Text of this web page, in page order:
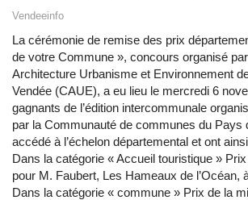
Vendeeinfo
La cérémonie de remise des prix
de votre Commune », concours organisé
Architecture Urbanisme et Environnement
Vendée (CAUE), a eu lieu le mercredi 6
gagnants de l’édition intercommunale
par la Communauté de communes du Pays
accédé à l’échelon départemental et ont
Dans la catégorie « Accueil touristique »
pour M. Faubert, Les Hameaux de l’Océan,
Dans la catégorie « commune » Prix de la